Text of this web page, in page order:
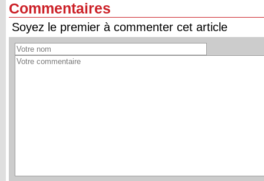
Commentaires
Soyez le premier à commenter cet article